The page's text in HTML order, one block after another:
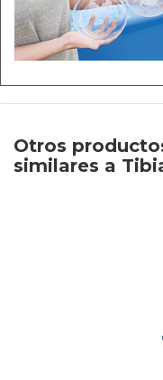
Otros
similares a